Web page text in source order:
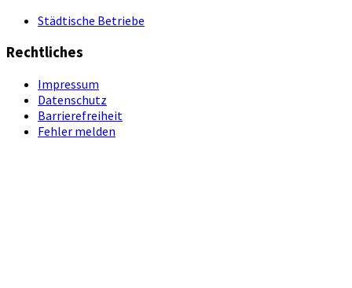
Städtische Betriebe
Rechtliches
Impressum
Datenschutz
Barrierefreiheit
Fehler melden